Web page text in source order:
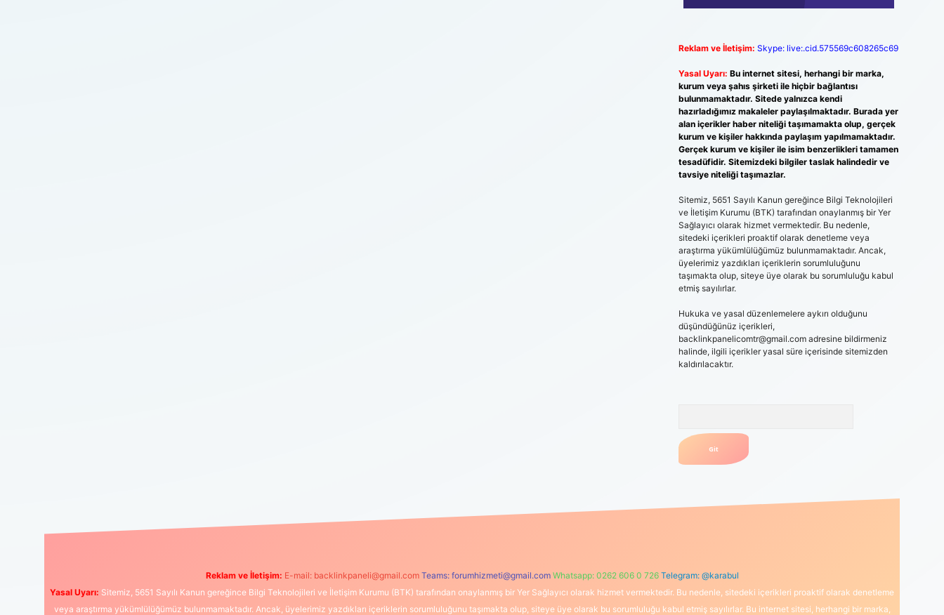
Reklam ve İletişim: Skype: live:.cid.575569c608265c69
Yasal Uyarı: Bu internet sitesi, herhangi bir marka,
kurum veya şahıs şirketi ile hiçbir bağlantısı
bulunmamaktadır. Sitede yalnızca kendi
hazırladığımız makaleler paylaşılmaktadır. Burada yer
alan içerikler haber niteliği taşımamakta olup, gerçek
kurum ve kişiler hakkında paylaşım yapılmamaktadır.
Gerçek kurum ve kişiler ile isim benzerlikleri tamamen
tesadüfidir. Sitemizdeki bilgiler taslak halindedir ve
tavsiye niteliği taşımazlar.
Sitemiz, 5651 Sayılı Kanun gereğince Bilgi Teknolojileri
ve İletişim Kurumu (BTK) tarafından onaylanmış bir Yer
Sağlayıcı olarak hizmet vermektedir. Bu nedenle,
sitedeki içerikleri proaktif olarak denetleme veya
araştırma yükümlülüğümüz bulunmamaktadır. Ancak,
üyelerimiz yazdıkları içeriklerin sorumluluğunu
taşımakta olup, siteye üye olarak bu sorumluluğu kabul
etmiş sayılırlar.
Hukuka ve yasal düzenlemelere aykırı olduğunu
düşündüğünüz içerikleri,
backlinkpanelicomtr@gmail.comadresine bildirmeniz
halinde, ilgili içerikler yasal süre içerisinde sitemizden
kaldırılacaktır.
Reklam ve İletişim: E-mail: backlinkpaneli@gmail.com Teams: forumhizmeti@gmail.com Whatsapp: 0262 606 0 726 Telegram: @karabul
Yasal Uyarı: Sitemiz, 5651 Sayılı Kanun gereğince Bilgi Teknolojileri ve İletişim Kurumu (BTK) tarafından onaylanmış bir Yer Sağlayıcı olarak hizmet vermektedir. Bu nedenle, sitedeki içerikleri proaktif olarak denetleme
veya araştırma yükümlülüğümüz bulunmamaktadır. Ancak, üyelerimiz yazdıkları içeriklerin sorumluluğunu taşımakta olup, siteye üye olarak bu sorumluluğu kabul etmiş sayılırlar. Bu internet sitesi, herhangi bir marka,